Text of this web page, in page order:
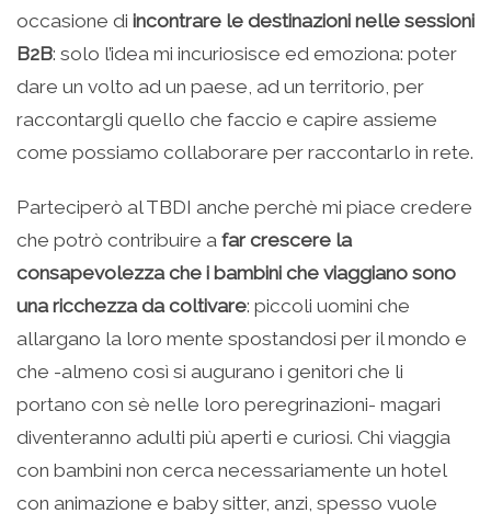
occasione di incontrare le destinazioni nelle sessioni
B2B: solo l’idea mi incuriosisce ed emoziona: poter
dare un volto ad un paese, ad un territorio, per
raccontargli quello che faccio e capire assieme
come possiamo collaborare per raccontarlo in rete.
Parteciperò al TBDI anche perchè mi piace credere
che potrò contribuire a far crescere la
consapevolezza che i bambini che viaggiano sono
una ricchezza da coltivare: piccoli uomini che
allargano la loro mente spostandosi per il mondo e
che -almeno così si augurano i genitori che li
portano con sè nelle loro peregrinazioni- magari
diventeranno adulti più aperti e curiosi. Chi viaggia
con bambini non cerca necessariamente un hotel
con animazione e baby sitter, anzi, spesso vuole